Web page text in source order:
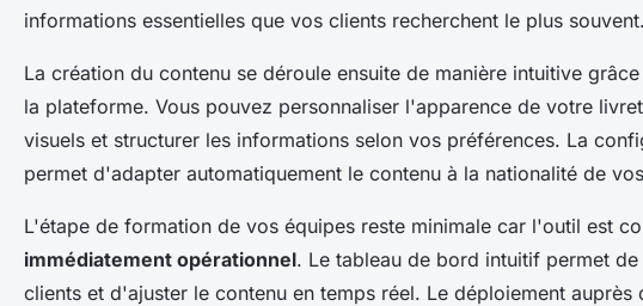
informations essentielles que vos clients recherchent le plus souvent.
La création du contenu se déroule ensuite de manière intuitive
la plateforme. Vous pouvez personnaliser l'apparence de votre
visuels et structurer les informations selon vos préférences. La
permet d'adapter automatiquement le contenu à la nationalité de
L'étape de formation de vos équipes reste minimale car l'outil est
immédiatement opérationnel. Le tableau de bord intuitif permet
clients et d'ajuster le contenu en temps réel. Le déploiement